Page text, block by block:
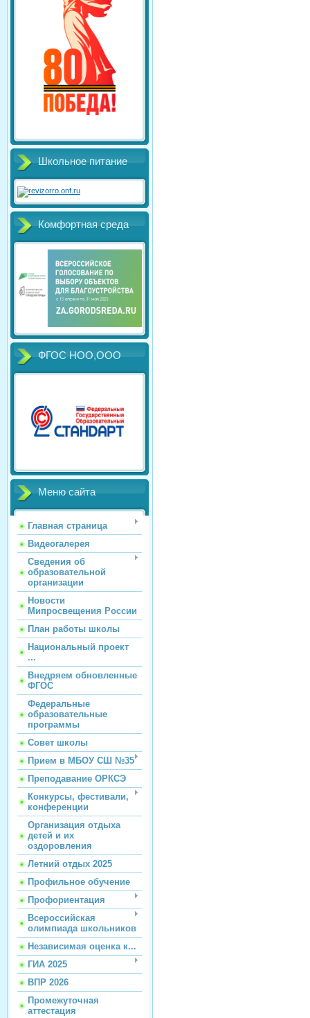
Школьное питание
Комфортная среда
ФГОС НОО,ООО
Меню сайта
Главная страница
Видеогалерея
Сведения об
образовательной
организации
Новости
Мипросвещения России
План работы школы
Национальный проект
...
Внедряем обновленные
ФГОС
Федеральные
образовательные
программы
Совет школы
Прием в МБОУ СШ №35
Преподавание ОРКСЭ
Конкурсы, фестивали,
конференции
Организация отдыха
детей и их
оздоровления
Летний отдых 2025
Профильное обучение
Профориентация
Всероссийская
олимпиада школьников
Независимая оценка к...
ГИА 2025
ВПР 2026
Промежуточная
аттестация